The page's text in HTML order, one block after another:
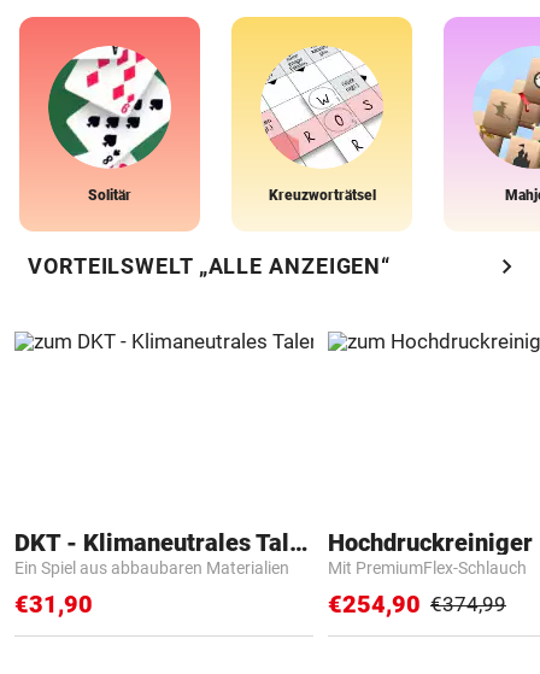
Solitär Kreuzworträtsel
VORTEILSWELT „ALLE ANZEIGEN“ chevron_right
DKT - Klimaneutrales Talent
Ein Spiel aus abbaubaren Materialien
€31,90
Hochdruckreiniger
Mit PremiumFlex-Schlauch
€254,90 €374,99